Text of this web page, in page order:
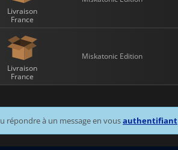
Livraison
France
Livraison
France
Miskatonic Edition
répondre à un message en vousauthentifiant